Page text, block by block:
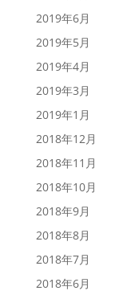
2019年6月
2019年5月
2019年4月
2019年3月
2019年1月
2018年12月
2018年11月
2018年10月
2018年9月
2018年8月
2018年7月
2018年6月